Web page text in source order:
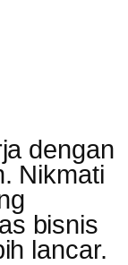
dengan
Nikmati
bisnis
lancar.